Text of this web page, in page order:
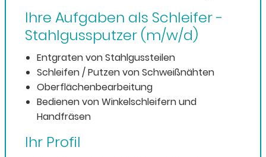
Ihre Aufgaben als Schleifer -
Stahlgussputzer (m/w/d)
Entgraten von Stahlgussteilen
Schleifen / Putzen von Schweißnähten
Oberflächenbearbeitung
Bedienen von Winkelschleifern und
Handfräsen
Ihr Profil